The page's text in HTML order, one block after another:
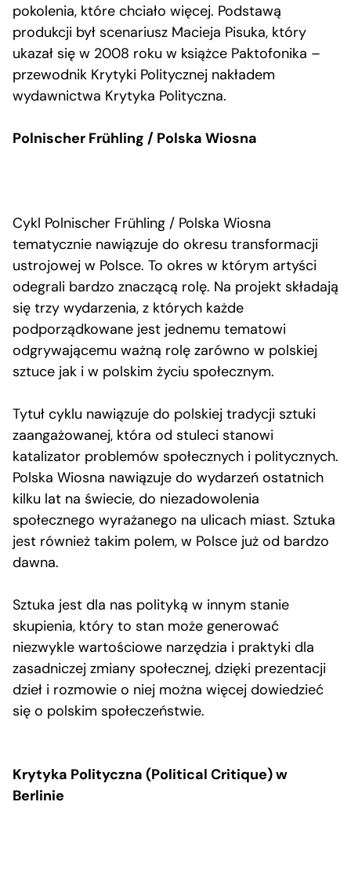
pokolenia, które chciało więcej. Podstawą
produkcji był scenariusz Macieja Pisuka, który
ukazał się w 2008 roku w książce Paktofonika –
przewodnik Krytyki Politycznej nakładem
wydawnictwa Krytyka Polityczna.
Polnischer Frühling / Polska Wiosna
Cykl Polnischer Frühling / Polska Wiosna
tematycznie nawiązuje do okresu transformacji
ustrojowej w Polsce. To okres w którym artyści
odegrali bardzo znaczącą rolę. Na projekt składają
się trzy wydarzenia, z których każde
podporządkowane jest jednemu tematowi
odgrywającemu ważną rolę zarówno w polskiej
sztuce jak i w polskim życiu społecznym.
Tytuł cyklu nawiązuje do polskiej tradycji sztuki
zaangażowanej, która od stuleci stanowi
katalizator problemów społecznych i politycznych.
Polska Wiosna nawiązuje do wydarzeń ostatnich
kilku lat na świecie, do niezadowolenia
społecznego wyrażanego na ulicach miast. Sztuka
jest również takim polem, w Polsce już od bardzo
dawna.
Sztuka jest dla nas polityką w innym stanie
skupienia, który to stan może generować
niezwykle wartościowe narzędzia i praktyki dla
zasadniczej zmiany społecznej, dzięki prezentacji
dzieł i rozmowie o niej można więcej dowiedzieć
się o polskim społeczeństwie.
Krytyka Polityczna (Political Critique) w
Berlinie